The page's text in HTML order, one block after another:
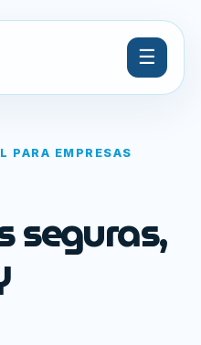
☰
PARA EMPRESAS
seguras,